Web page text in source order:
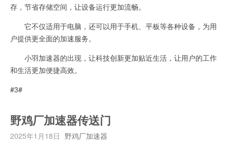
存，节省存储空间，让设备运行更加流畅。
它不仅适用于电脑，还可以用于手机、平板等各种设备，为用
户提供更全面的加速服务。
小羽加速器的出现，让科技创新更加贴近生活，让用户的工作
和生活更加便捷高效。
#3#
野鸡厂加速器传送门
2025年1月18日 野鸡厂加速器